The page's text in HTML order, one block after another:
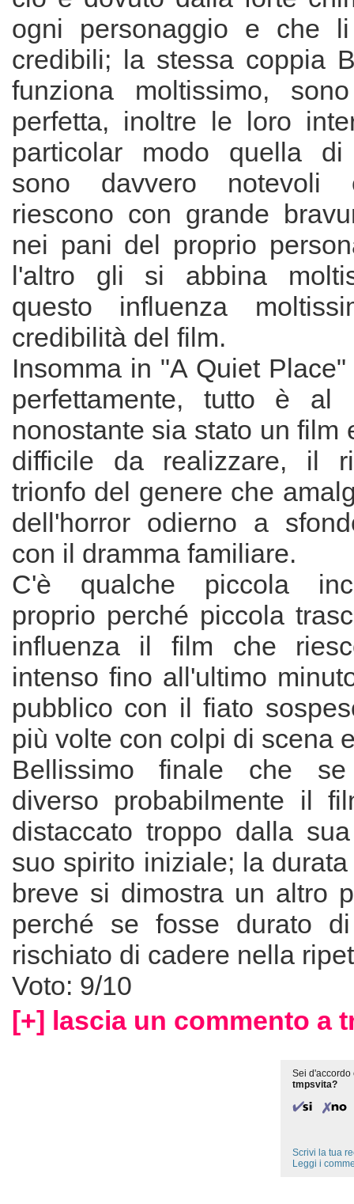
ogni personaggio e che
credibili; la stessa coppia
funziona moltissimo,
perfetta, inoltre le loro
particolar modo quella
sono davvero notevoli
riescono con grande
nei pani del proprio
l'altro gli si abbina
questo influenza
credibilità del film.
Insomma in "A Quiet
perfettamente, tutto è al
nonostante sia stato un film
difficile da realizzare, il
trionfo del genere che
dell'horror odierno a
con il dramma familiare.
C'è qualche piccola
proprio perché piccola
influenza il film che
intenso fino all'ultimo
pubblico con il fiato
più volte con colpi di scena
Bellissimo finale che
diverso probabilmente il
distaccato troppo dalla
suo spirito iniziale; la
breve si dimostra un altro
perché se fosse durato
rischiato di cadere nella
Voto: 9/10
[+] lascia un commento a
Sei d'accordo
tmpsvita?
Scrivi la tua
Leggi i